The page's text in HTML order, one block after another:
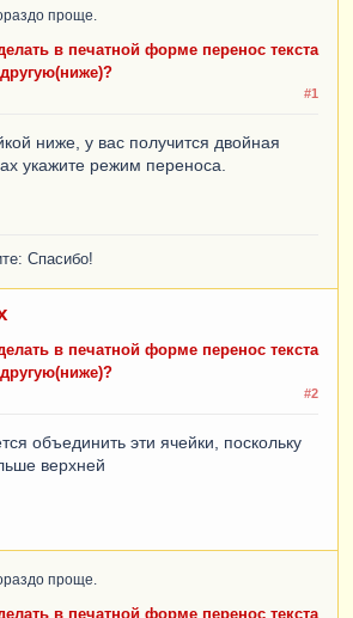
проще.
в печатной форме перенос текста
#1
ниже, у вас получится двойная
укажите режим переноса.
Спасибо!
в печатной форме перенос текста
#2
объединить эти ячейки, поскольку
верхней
проще.
в печатной форме перенос текста